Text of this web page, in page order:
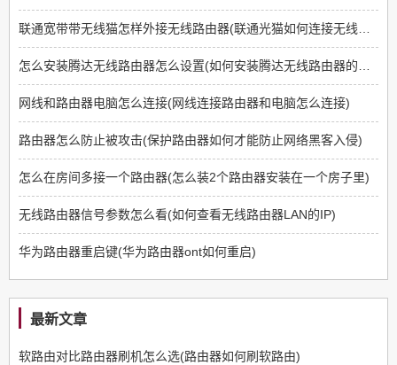
网线和路由器电脑怎么连接(网线连接路由器和电脑怎么连接)
路由器怎么防止被攻击(保护路由器如何才能防止网络黑客入侵)
怎么在房间多接一个路由器(怎么装2个路由器安装在一个房子里)
无线路由器信号参数怎么看(如何查看无线路由器LAN的IP)
华为路由器重启键(华为路由器ont如何重启)
最新文章
软路由对比路由器刷机怎么选(路由器如何刷软路由)